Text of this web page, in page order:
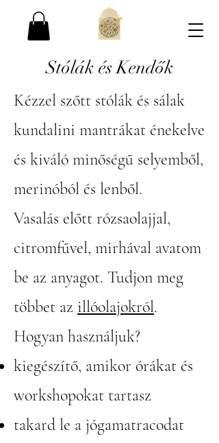
Stólák és Kendők
Kézzel szőtt stólák és sálak
kundalini mantrákat énekelve
és kiváló minőségű selyemből,
merinóból és lenből.
Vasalás előtt rózsaolajjal,
citromfűvel, mirhával avatom
be az anyagot. Tudjon meg
többet az illóolajokról.
Hogyan használjuk?
kiegészítő, amikor órákat és
workshopokat tartasz
takard le a jógamatracodat